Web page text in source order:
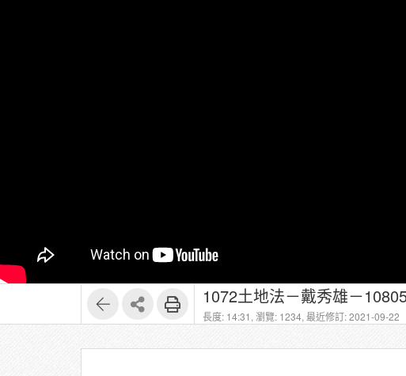
1072土地法－戴秀雄－
長度: 14:31, 瀏覽: 1234, 最近修訂: 2021-09-22